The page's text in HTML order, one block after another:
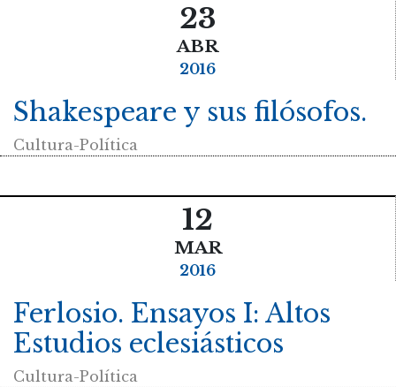
23
ABR
2016
Shakespeare y sus filósofos.
Cultura-Política
12
MAR
2016
Ferlosio. Ensayos I: Altos
Estudios eclesiásticos
Cultura-Política